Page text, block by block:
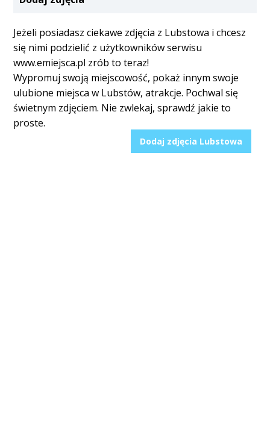
Jeżeli posiadasz ciekawe zdjęcia z Lubstowa i chcesz
się nimi podzielić z użytkowników serwisu
www.emiejsca.pl zrób to teraz!
Wypromuj swoją miejscowość, pokaż innym swoje
ulubione miejsca w Lubstów, atrakcje. Pochwal się
świetnym zdjęciem. Nie zwlekaj, sprawdź jakie to
proste.
Dodaj zdjęcia Lubstowa